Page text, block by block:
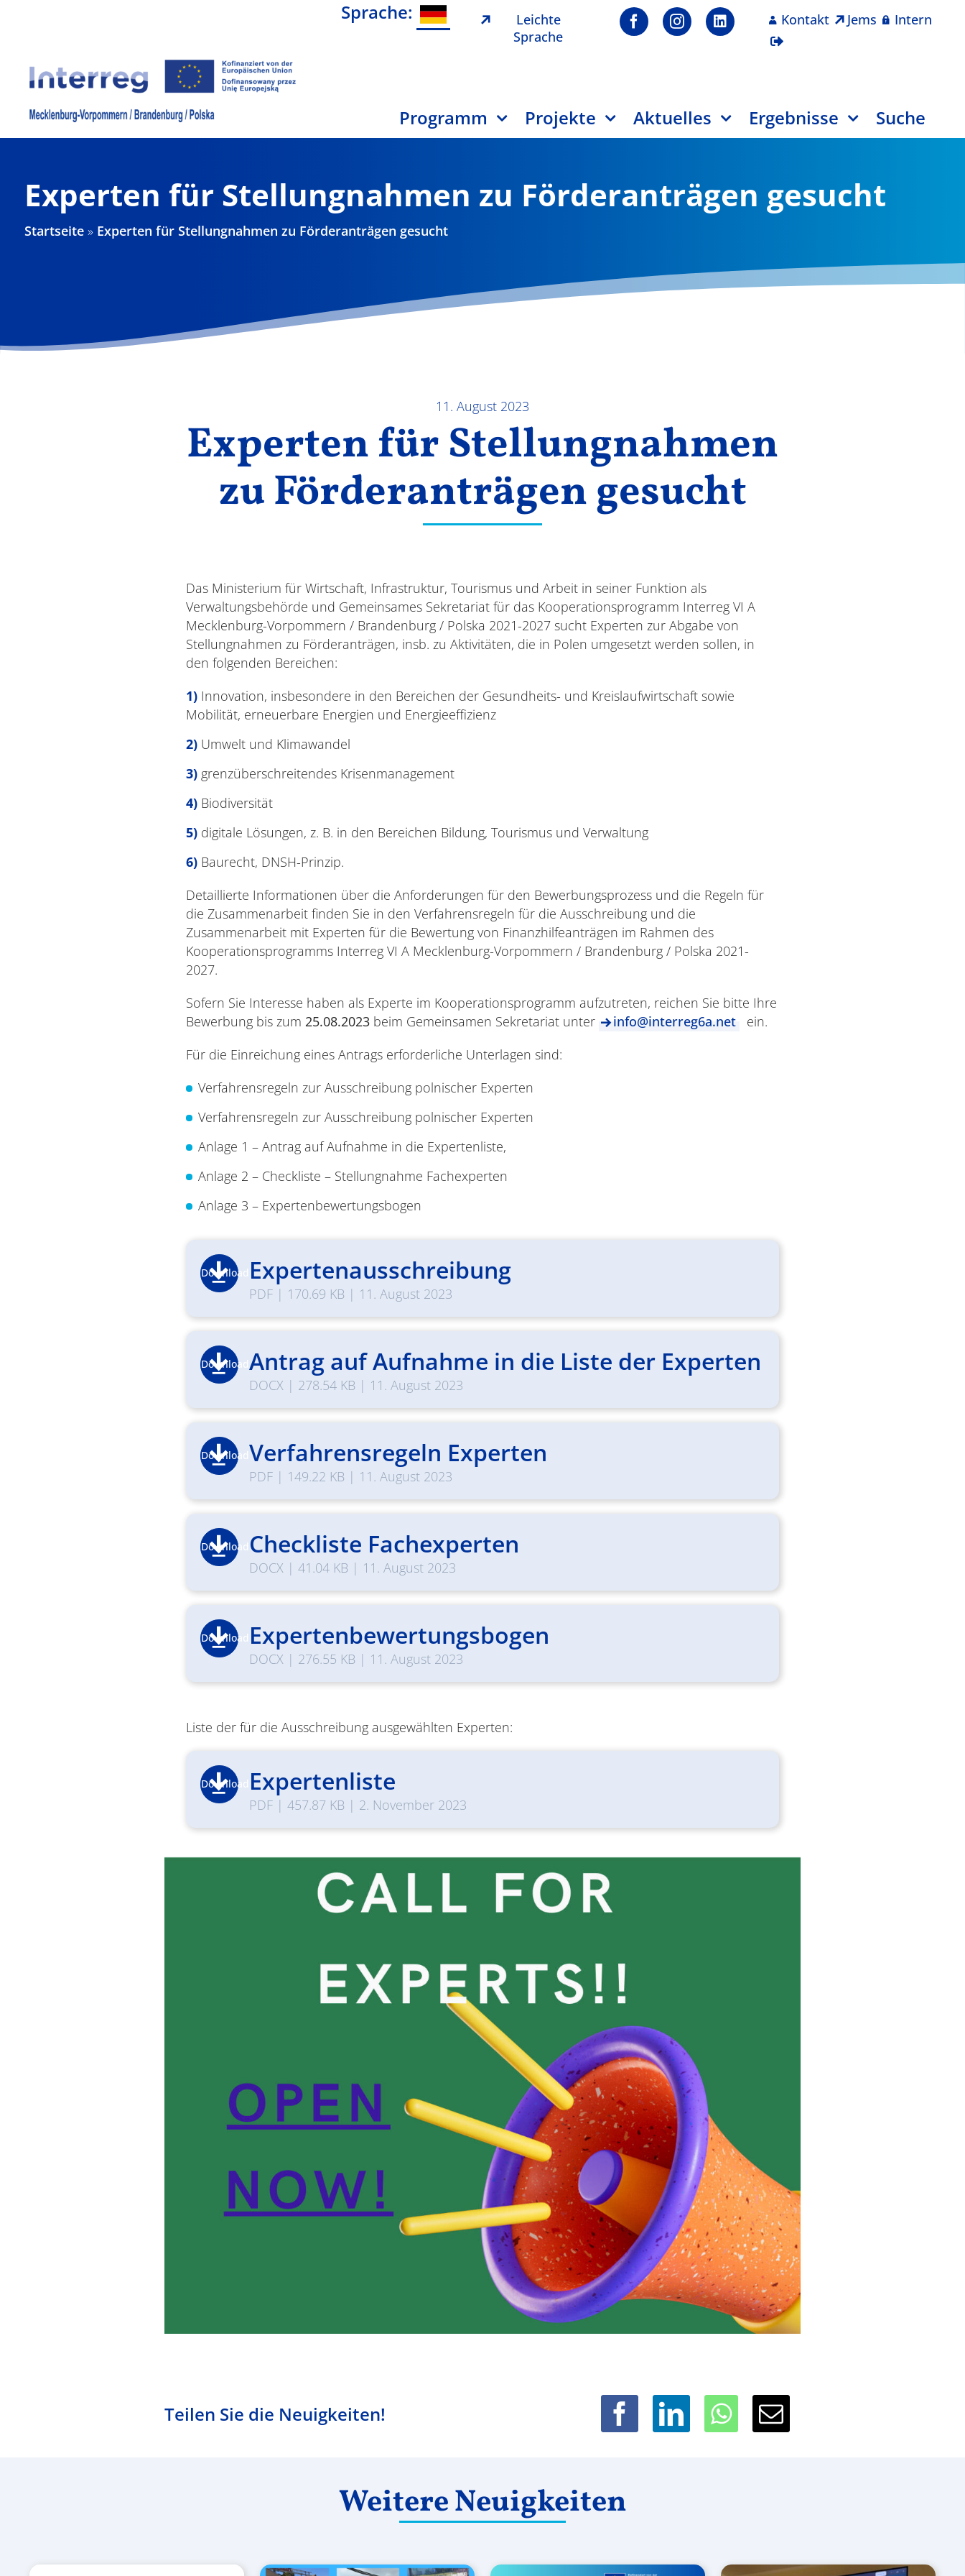
Sprache:
Leichte
Sprache
Kontakt Jems Intern
Programm Projekte Aktuelles Ergebnisse Suche
Experten für Stellungnahmen zu Förderanträgen gesucht
Startseite » Experten für Stellungnahmen zu Förderanträgen gesucht
11. August 2023
Experten für Stellungnahmen
zu Förderanträgen gesucht
Das Ministerium für Wirtschaft, Infrastruktur, Tourismus und Arbeit in seiner Funktion als
Verwaltungsbehörde und Gemeinsames Sekretariat für das Kooperationsprogramm Interreg VI A
Mecklenburg-Vorpommern / Brandenburg / Polska 2021-2027 sucht Experten zur Abgabe von
Stellungnahmen zu Förderanträgen, insb. zu Aktivitäten, die in Polen umgesetzt werden sollen, in
den folgenden Bereichen:
Innovation, insbesondere in den Bereichen der Gesundheits- und Kreislaufwirtschaft sowie
Mobilität, erneuerbare Energien und Energieeffizienz
Umwelt und Klimawandel
grenzüberschreitendes Krisenmanagement
Biodiversität
digitale Lösungen, z. B. in den Bereichen Bildung, Tourismus und Verwaltung
Baurecht, DNSH-Prinzip.
Detaillierte Informationen über die Anforderungen für den Bewerbungsprozess und die Regeln für
die Zusammenarbeit finden Sie in den Verfahrensregeln für die Ausschreibung und die
Zusammenarbeit mit Experten für die Bewertung von Finanzhilfeanträgen im Rahmen des
Kooperationsprogramms Interreg VI A Mecklenburg-Vorpommern / Brandenburg / Polska 2021-
2027.
Sofern Sie Interesse haben als Experte im Kooperationsprogramm aufzutreten, reichen Sie bitte Ihre
Bewerbung bis zum25.08.2023 beim Gemeinsamen Sekretariat unter info@interreg6a.net
ein.
Für die Einreichung eines Antrags erforderliche Unterlagen sind:
Verfahrensregeln zur Ausschreibung polnischer Experten
Verfahrensregeln zur Ausschreibung polnischer Experten
Anlage 1 – Antrag auf Aufnahme in die Expertenliste,
Anlage 2 – Checkliste – Stellungnahme Fachexperten
Anlage 3 – Expertenbewertungsbogen
Download Expertenausschreibung
PDF | 170.69 KB | 11. August 2023
DownloadAntrag auf Aufnahme in die Liste der Experten
DOCX | 278.54 KB | 11. August 2023
DownloadVerfahrensregeln Experten
PDF | 149.22 KB | 11. August 2023
Download Checkliste Fachexperten
DOCX |41.04 KB | 11. August 2023
Download Expertenbewertungsbogen
DOCX | 276.55 KB | 11. August 2023
Liste der für die Ausschreibung ausgewählten Experten:
Download Expertenliste
PDF |457.87 KB | 2. November 2023
Teilen Sie die Neuigkeiten!
Weitere Neuigkeiten